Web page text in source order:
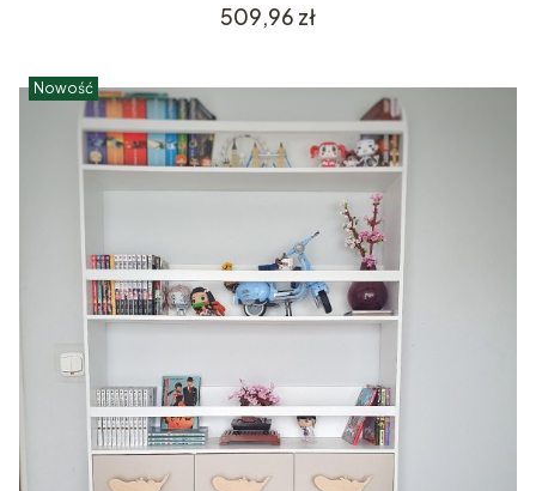
Cena
509,96 zł
Nowość